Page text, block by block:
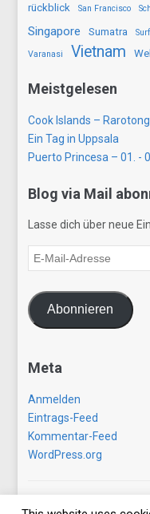
rückblick
San Francisco
Singapore Sumatra
Varanasi Vietnam
Meistgelesen
Cook Islands –
Ein Tag in Uppsala
Puerto Princesa – 01. -
Blog via Mail
Lasse dich über neue
E-
Mail-
Abonnieren
Meta
Anmelden
Eintrags-Feed
Kommentar-Feed
WordPress.org